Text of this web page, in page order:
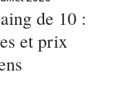
de 10 :
et prix